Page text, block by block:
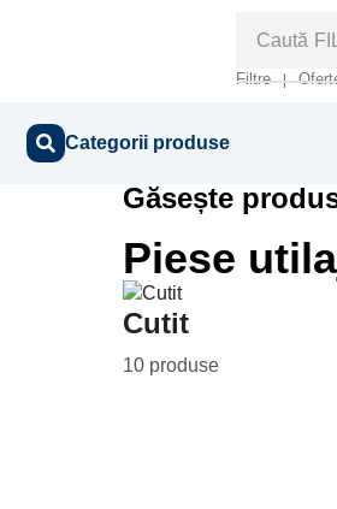
Caută
Filtre ❘
Categorii produse
Găsește
Piese
Cutit
10 produse